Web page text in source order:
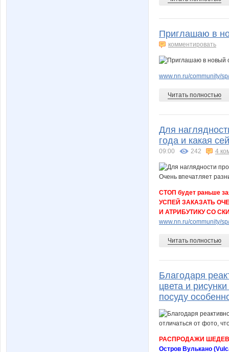
Приглашаю в
комментировать
www.nn.ru/community/
Читать полностью
Для
года и какая
09:00 242 4
СТОП будет раньше
УСПЕЙ ЗАКАЗАТЬ
И АТРИБУТИКУ СО
www.nn.ru/community/
Читать полностью
Благодаря
цвета и
посуду
РАСПРОДАЖИ
Остров Вулькано